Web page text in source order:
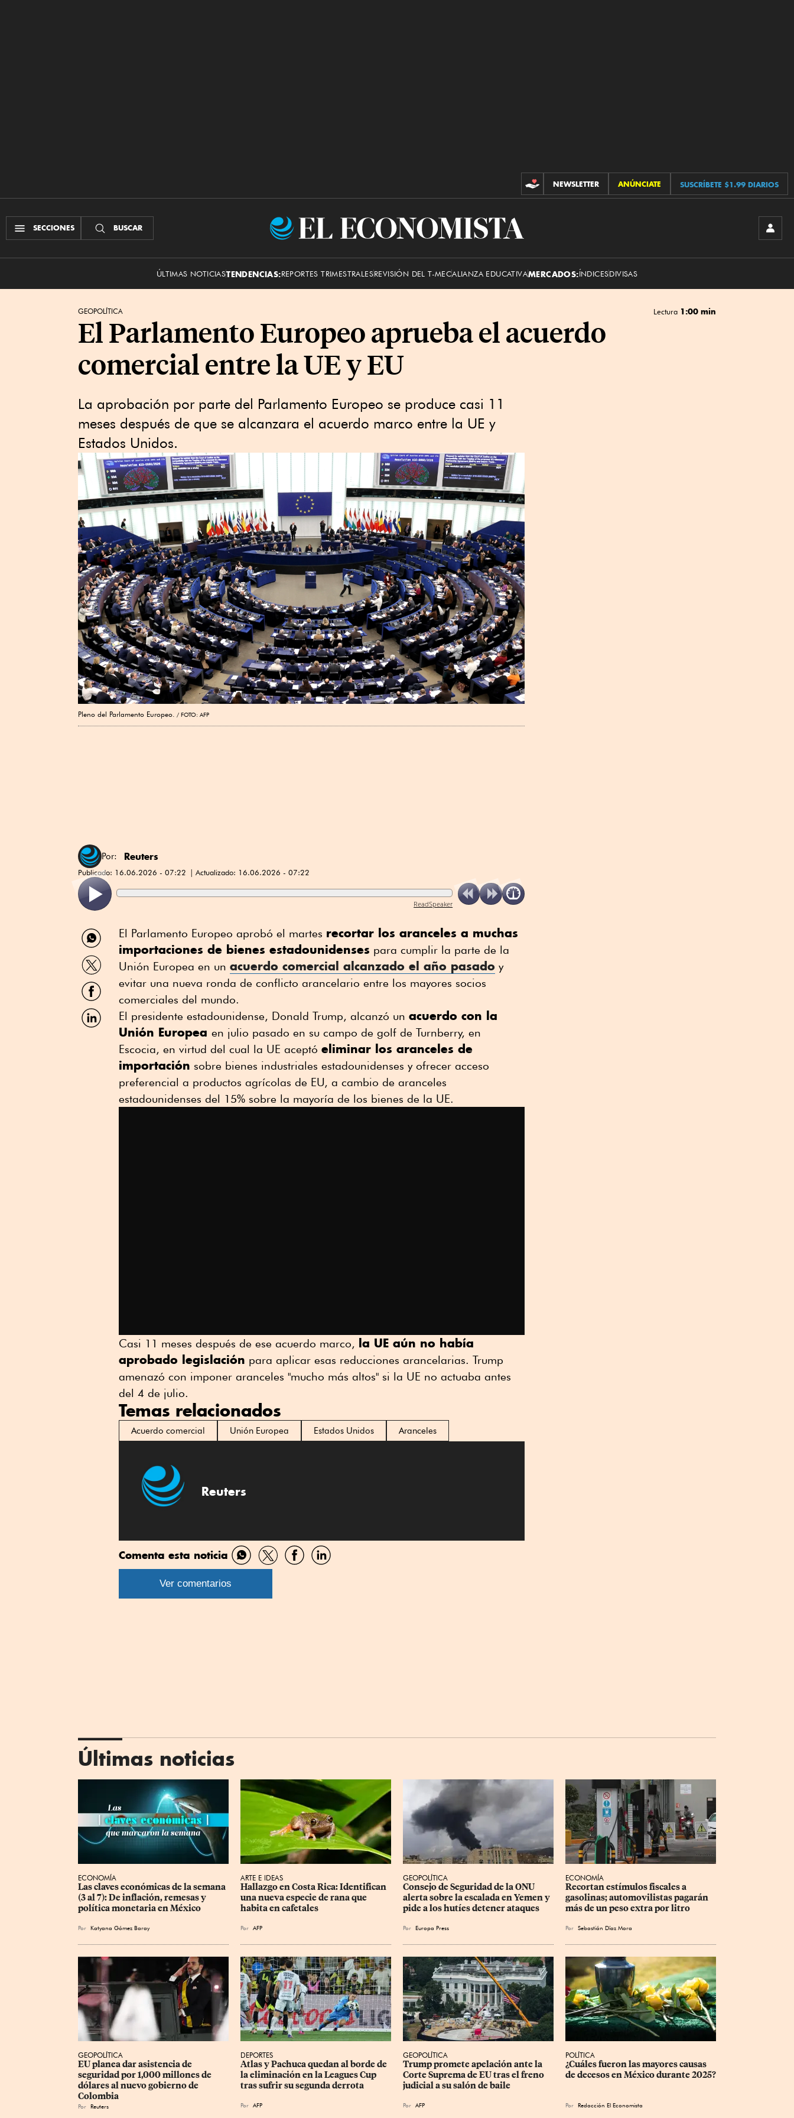
CONTRIBUCIONES
NEWSLETTER ANÚNCIATE SUSCRÍBETE $1.99 DIARIOS
SECCIONES BUSCAR
El
ÚLTIMAS NOTICIASTENDENCIAS:REPORTES TRIMESTRALESREVISIÓN DEL T-MECALIANZA EDUCATIVAMERCADOS:ÍNDICESDIVISAS
GEOPOLÍTICA Lectura 1:00 min
El Parlamento Europeo aprueba el acuerdo
comercial entre la UE y EU
La aprobación por parte del Parlamento Europeo se produce casi 11
meses después de que se alcanzara el acuerdo marco entre la UE y
Estados Unidos.
Pleno del Parlamento Europeo. FOTO: AFP
Por: Reuters
Publicado: 16.06.2026 - 07:22 Actualizado: 16.06.2026 - 07:22
ReadSpeaker
Compartir
por
WhatsApp
Compartir
por
Twitter
Compartir
por
Facebook
Compartir
por
El Parlamento Europeo aprobó el martes recortar los aranceles a muchas
importaciones de bienes estadounidenses para cumplir la parte de la
Unión Europea en un acuerdo comercial alcanzado el año pasado y
evitar una nueva ronda de conflicto arancelario entre los mayores socios
comerciales del mundo.
El presidente estadounidense, Donald Trump, alcanzó un acuerdo con la
Unión Europea en julio pasado en su campo de golf de Turnberry, en
Escocia, en virtud del cual la UE aceptó eliminar los aranceles de
importación sobre bienes industriales estadounidenses y ofrecer acceso
preferencial a productos agrícolas de EU, a cambio de aranceles
estadounidenses del 15% sobre la mayoría de los bienes de la UE.
Casi 11 meses después de ese acuerdo marco, la UE aún no había
aprobado legislación para aplicar esas reducciones arancelarias. Trump
amenazó con imponer aranceles "mucho más altos" si la UE no actuaba antes
del 4 de julio.
Temas relacionados
Acuerdo comercial Unión Europea Estados Unidos Aranceles
Reuters
Comenta esta noticia
Compartir
por
Compartir
por
CompartirCompartir
Ver comentarios
Últimas noticias
ECONOMÍA
Las claves económicas de la semana
(3 al 7): De inflación, remesas y
política monetaria en México
Por Katyana Gómez Baray
ARTE E IDEAS
Hallazgo en Costa Rica: Identifican
una nueva especie de rana que
habita en cafetales
Por AFP
GEOPOLÍTICA
Consejo de Seguridad de la ONU
alerta sobre la escalada en Yemen y
pide a los hutíes detener ataques
Por Europa Press
ECONOMÍA
Recortan estímulos fiscales a
gasolinas; automovilistas pagarán
más de un peso extra por litro
Por Sebastián Díaz Mora
GEOPOLÍTICA
EU planea dar asistencia de
seguridad por 1,000 millones de
dólares al nuevo gobierno de
Colombia
Por Reuters
DEPORTES
Atlas y Pachuca quedan al borde de
la eliminación en la Leagues Cup
tras sufrir su segunda derrota
Por AFP
GEOPOLÍTICA
Trump promete apelación ante la
Corte Suprema de EU tras el freno
judicial a su salón de baile
Por AFP
POLÍTICA
¿Cuáles fueron las mayores causas
de decesos en México durante 2025?
Por Redacción El Economista